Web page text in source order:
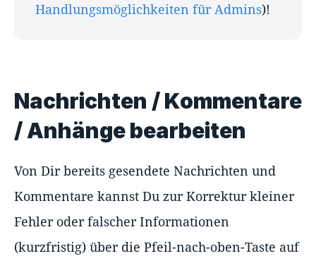
Handlungsmöglichkeiten für Admins)!
Nachrichten / Kommentare
/ Anhänge bearbeiten
Von Dir bereits gesendete Nachrichten und
Kommentare kannst Du zur Korrektur kleiner
Fehler oder falscher Informationen
(kurzfristig) über die Pfeil-nach-oben-Taste auf